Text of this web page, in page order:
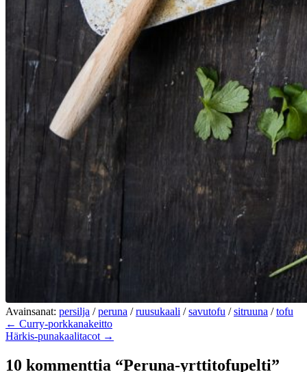
Avainsanat: persilja /peruna /ruusukaali /savutofu /sitruuna /tofu
← Curry-porkkanakeitto
Härkis-punakaalitacot →
10 kommenttia “Peruna-yrttitofupelti”